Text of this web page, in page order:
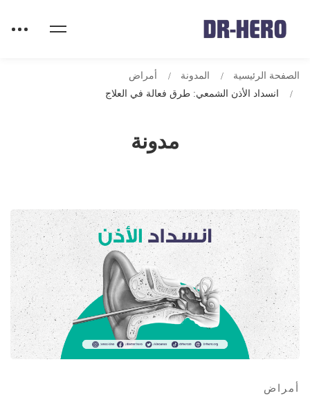
مدونة
الصفحة الرئيسية المدونة
أمراض
انسداد الأذن الشمعي: طرق فعالة في العلاج
أمراض